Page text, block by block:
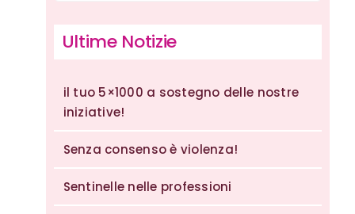
Ultime Notizie
il tuo 5×1000 a sostegno delle nostre
iniziative!
Senza consenso è violenza!
Sentinelle nelle professioni